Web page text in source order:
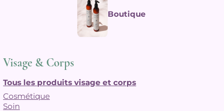
Boutique
Visage & Corps
Tous les produits visage et corps
Cosmétique
Soin